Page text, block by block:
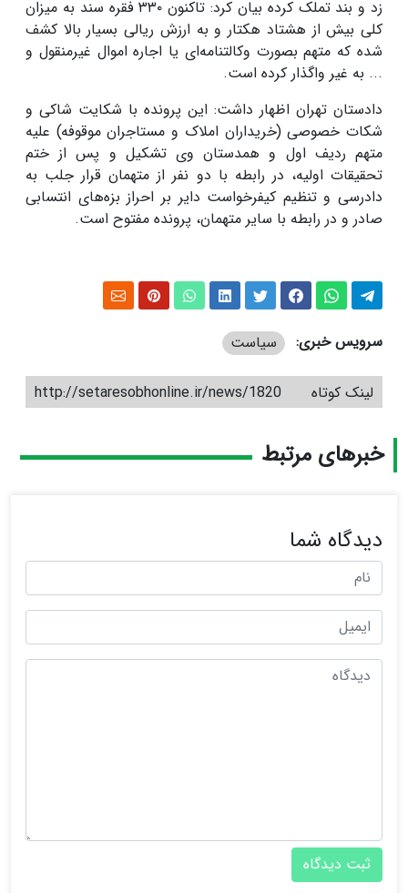
زد و بند تملک کرده بیان کرد: تاکنون ۳۳۰ فقره سند به میزان
کلی بیش از هشتاد هکتار و به ارزش ریالی بسیار بالا کشف
شده که متهم بصورت وکالتنامه‌ای یا اجاره اموال غیرمنقول و
... به غیر واگذار کرده است.
دادستان تهران اظهار داشت: این پرونده با شکایت شاکی و
شکات خصوصی (خریداران املاک و مستاجران موقوفه) علیه
متهم ردیف اول و همدستان وی تشکیل و پس از ختم
تحقیقات اولیه، در رابطه با دو نفر از متهمان قرار جلب به
دادرسی و تنظیم کیفرخواست دایر بر احراز بزه‌های انتسابی
صادر و در رابطه با سایر متهمان، پرونده مفتوح است.
سرویس خبری: سیاست
لینک کوتاه http://setaresobhonline.ir/news/1820
خبرهای مرتبط
دیدگاه شما
ثبت دیدگاه